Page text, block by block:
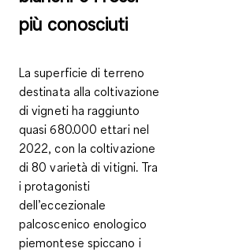
più conosciuti
La superficie di terreno
destinata alla coltivazione
di vigneti ha raggiunto
quasi 680.000 ettari nel
2022, con la coltivazione
di 80 varietà di vitigni. Tra
i protagonisti
dell’eccezionale
palcoscenico enologico
piemontese spiccano i